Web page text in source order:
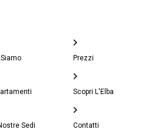
Sedi
Prezzi
Scopri L'Elba
Contatti